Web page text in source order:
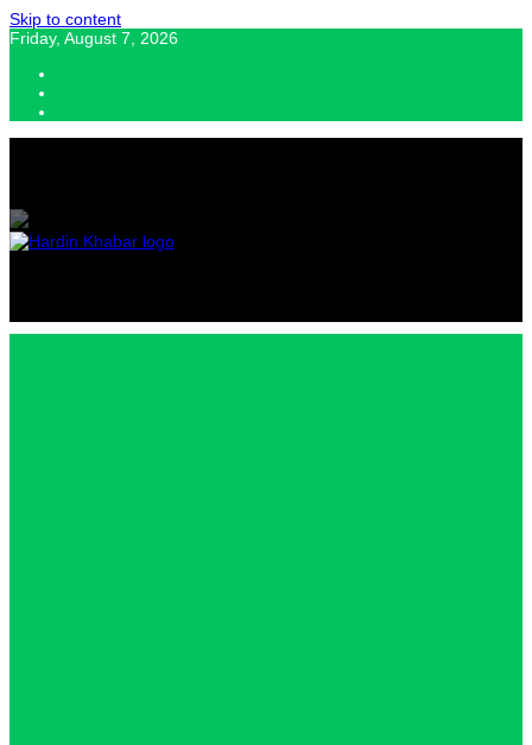
Skip to content
Friday, August 7, 2026